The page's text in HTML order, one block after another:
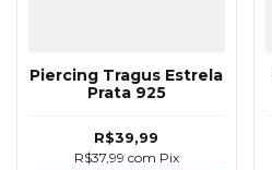
Piercing Tragus Estrela
Prata 925
R$39,99
R$37,99 com Pix